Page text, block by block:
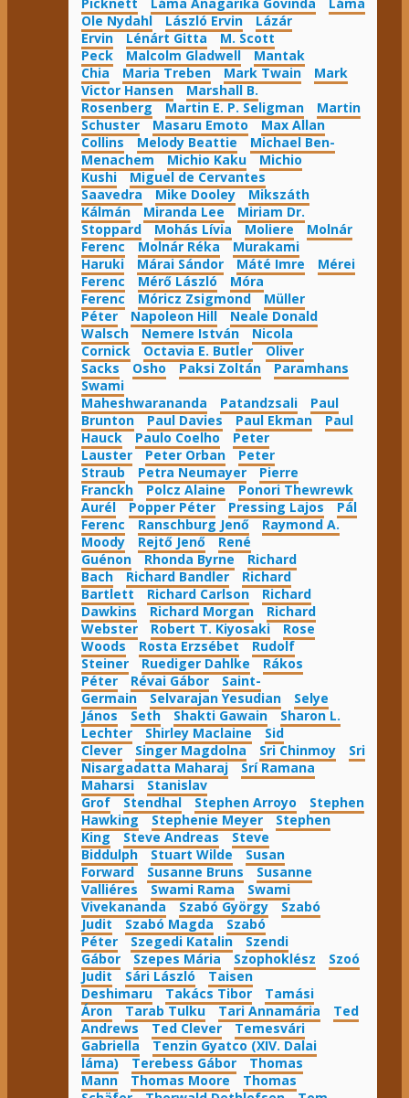
Ole Nydahl
László Ervin
Lázár
Ervin
Lénárt Gitta
M. Scott
Peck
Malcolm Gladwell
Mantak
Chia
Maria Treben Mark Twain
Mark
Victor Hansen
Marshall B.
Rosenberg
Martin E. P. Seligman
Martin
Schuster
Masaru Emoto
Max Allan
Collins
Melody Beattie
Michael Ben-
Menachem
Michio Kaku
Michio
Kushi
Miguel de Cervantes
Saavedra
Mike Dooley
Mikszáth
Kálmán
Miranda Lee
Miriam Dr.
Stoppard
Mohás Lívia Moliere
Molnár
Ferenc
Molnár Réka
Murakami
Haruki
Márai Sándor Máté Imre
Mérei
Ferenc
Mérő László
Móra
Ferenc
Móricz Zsigmond
Müller
Péter
Napoleon Hill
Neale Donald
Walsch
Nemere István
Nicola
Cornick
Octavia E. Butler
Oliver
Sacks
Osho Paksi Zoltán
Paramhans
Swami
Maheshwarananda
Patandzsali
Paul
Brunton
Paul Davies Paul Ekman
Paul
Hauck
Paulo Coelho
Peter
Lauster
Peter Orban
Peter
Straub
Petra Neumayer
Pierre
Franckh
Polcz Alaine
Ponori Thewrewk
Aurél
Popper Péter Pressing Lajos
Pál
Ferenc
Ranschburg Jenő
Raymond A.
Moody
Rejtő Jenő
René
Guénon
Rhonda Byrne
Richard
Bach
Richard Bandler
Richard
Bartlett
Richard Carlson
Richard
Dawkins
Richard Morgan
Richard
Webster
Robert T. Kiyosaki
Rose
Woods
Rosta Erzsébet
Rudolf
Steiner
Ruediger Dahlke
Rákos
Péter
Révai Gábor
Saint-
Germain
Selvarajan Yesudian
Selye
János
Seth Shakti Gawain
Sharon L.
Lechter
Shirley Maclaine
Sid
Clever
Singer Magdolna Sri Chinmoy
Sri
Nisargadatta Maharaj
Srí Ramana
Maharsi
Stanislav
Grof
Stendhal Stephen Arroyo
Stephen
Hawking
Stephenie Meyer
Stephen
King
Steve Andreas
Steve
Biddulph
Stuart Wilde
Susan
Forward
Susanne Bruns
Susanne
Valliéres
Swami Rama
Swami
Vivekananda
Szabó György
Szabó
Judit
Szabó Magda
Szabó
Péter
Szegedi Katalin
Szendi
Gábor
Szepes Mária Szophoklész
Szoó
Judit
Sári László
Taisen
Deshimaru
Takács Tibor
Tamási
Áron
Tarab Tulku Tari Annamária
Ted
Andrews
Ted Clever
Temesvári
Gabriella
Tenzin Gyatco (XIV. Dalai
láma)
Terebess Gábor
Thomas
Mann
Thomas Moore
Thomas